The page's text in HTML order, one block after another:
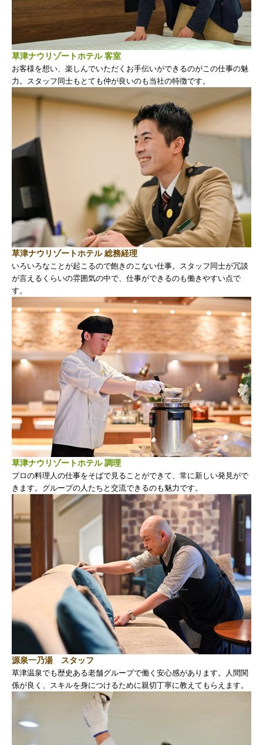
草津ナウリゾートホテル 客室
お客様を想い、楽しんでいただくお手伝いができるのがこの仕事の魅
力。スタッフ同士もとても仲が良いのも当社の特徴です。
草津ナウリゾートホテル 総務経理
いろいろなことが起こるので飽きのこない仕事。スタッフ同士が冗談
が言えるくらいの雰囲気の中で、仕事ができるのも働きやすい点で
す。
草津ナウリゾートホテル 調理
プロの料理人の仕事をそばで見ることができて、常に新しい発見がで
きます。グループの人たちと交流できるのも魅力です。
源泉一乃湯 スタッフ
草津温泉でも歴史ある老舗グループで働く安心感があります。人間関
係が良く、スキルを身につけるために親切丁寧に教えてもらえます。